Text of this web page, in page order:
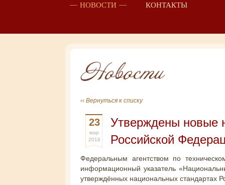
НОВОСТИ КОНТАКТЫ
Новости
‹‹ Вернуться к списку
23
мар
2018
Утверждены новые
Российской
Федеральным агентством по
информационный указатель
утверждённых национальных стандартах